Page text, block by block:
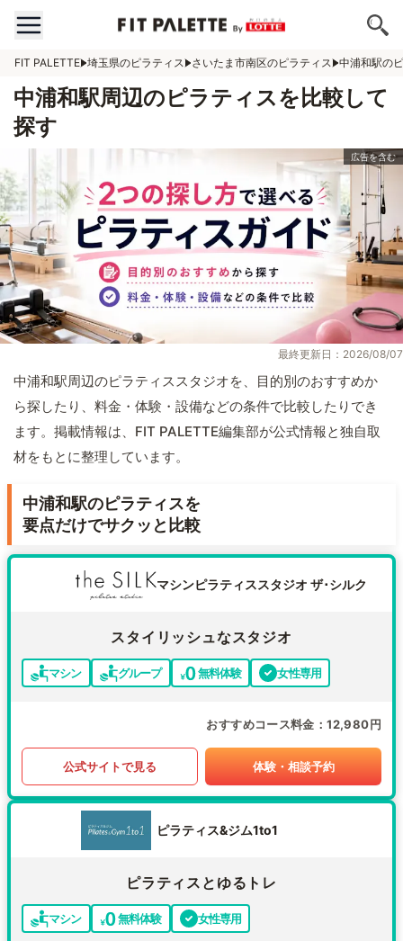
FIT PALETTE 埼玉県のピラティス さいたま市南区のピラティス 中浦和駅の
中浦和駅周辺のピラティスを比較して
探す
最終更新日：2026/08/07
中浦和駅周辺のピラティススタジオを、目的別のおすすめか
ら探したり、料金・体験・設備などの条件で比較したりでき
ます。掲載情報は、FIT PALETTE編集部が公式情報と独自取
材をもとに整理しています。
中浦和駅のピラティスを
要点だけでサクッと比較
マシンピラティススタジオ ザ･シルク
スタイリッシュなスタジオ
マシン グループ 無料体験 女性専用
おすすめコース料金 12,980円
公式サイトで見る 体験・相談予約
ピラティス&ジム1to1
ピラティスとゆるトレ
マシン 無料体験 女性専用